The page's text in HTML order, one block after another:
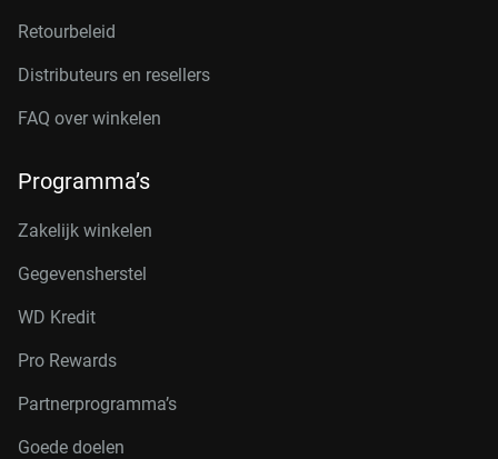
Retourbeleid
Distributeurs en resellers
FAQ over winkelen
Programma’s
Zakelijk winkelen
Gegevensherstel
WD Kredit
Pro Rewards
Partnerprogramma’s
Goede doelen